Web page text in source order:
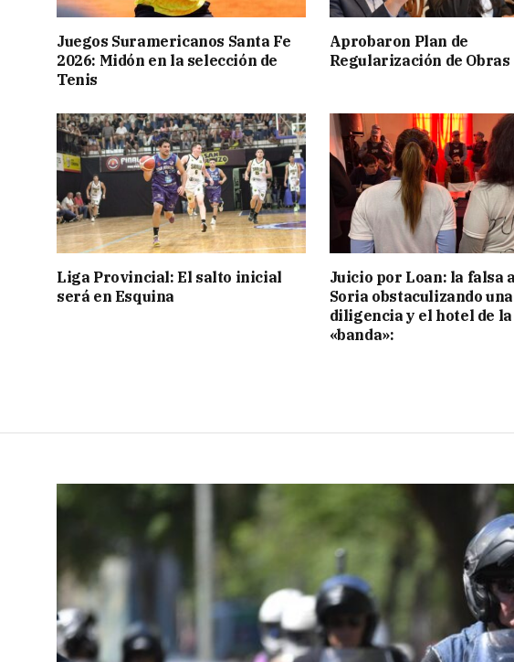
Juegos Suramericanos Santa Fe
2026: Midón en la selección de
Tenis
Aprobaron Plan de
Regularización de Obras
Liga Provincial: El salto inicial
será en Esquina
Juicio por Loan: la falsa
Soria obstaculizando una
diligencia y el hotel de la
«banda»: